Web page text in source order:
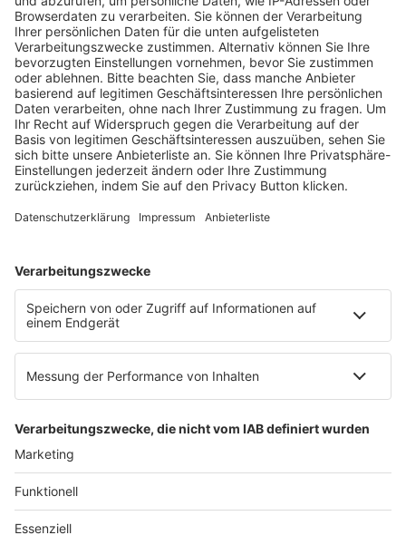
Fachmedien Recht und Wirtschaft
Ein Fachbereich der
dfv Mediengruppe
Mainzer Landstr. 251
60326 Frankfurt am Main
E-Mail:info@ruw.de
Web:https://www.ruw.de
AGB
Datenschutzerklärung
Genderhinweis
Cookie-Einstellungen